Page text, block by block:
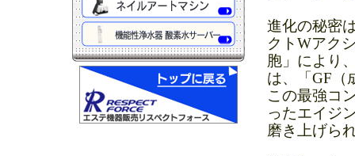
進化の秘密
クトWアク
胞」により
は、「GF（
この最強コ
ったエイジ
磨き上げら